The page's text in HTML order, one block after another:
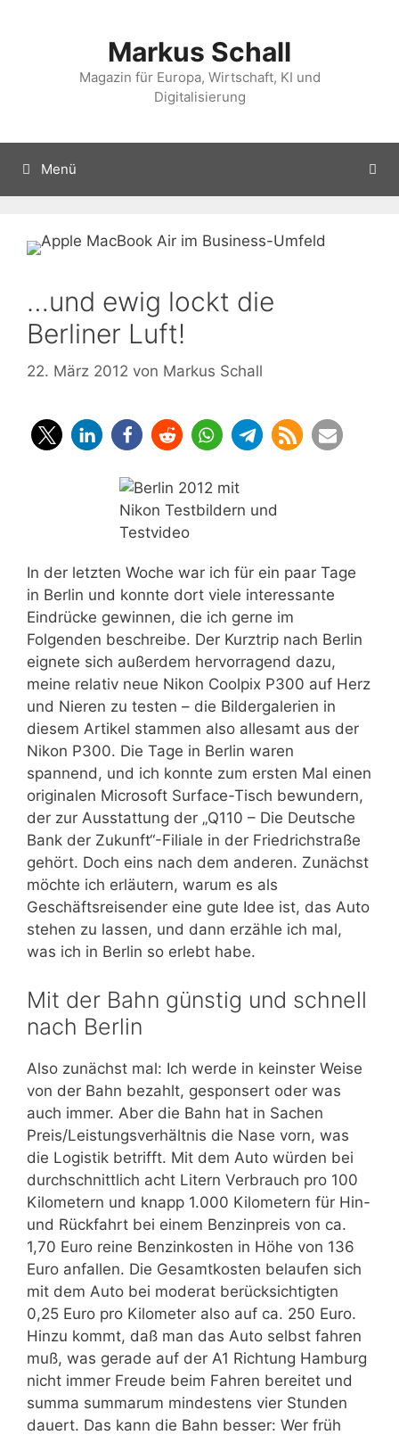
Markus Schall
Magazin für Europa, Wirtschaft, KI und
Digitalisierung
Menü
…und ewig lockt die
Berliner Luft!
22. März 2012 von Markus Schall
In der letzten Woche war ich für ein paar Tage
in Berlin und konnte dort viele interessante
Eindrücke gewinnen, die ich gerne im
Folgenden beschreibe. Der Kurztrip nach Berlin
eignete sich außerdem hervorragend dazu,
meine relativ neue Nikon Coolpix P300 auf Herz
und Nieren zu testen – die Bildergalerien in
diesem Artikel stammen also allesamt aus der
Nikon P300. Die Tage in Berlin waren
spannend, und ich konnte zum ersten Mal einen
originalen Microsoft Surface-Tisch bewundern,
der zur Ausstattung der „Q110 – Die Deutsche
Bank der Zukunft“-Filiale in der Friedrichstraße
gehört. Doch eins nach dem anderen. Zunächst
möchte ich erläutern, warum es als
Geschäftsreisender eine gute Idee ist, das Auto
stehen zu lassen, und dann erzähle ich mal,
was ich in Berlin so erlebt habe.
Mit der Bahn günstig und schnell
nach Berlin
Also zunächst mal: Ich werde in keinster Weise
von der Bahn bezahlt, gesponsert oder was
auch immer. Aber die Bahn hat in Sachen
Preis/Leistungsverhältnis die Nase vorn, was
die Logistik betrifft. Mit dem Auto würden bei
durchschnittlich acht Litern Verbrauch pro 100
Kilometern und knapp 1.000 Kilometern für Hin-
und Rückfahrt bei einem Benzinpreis von ca.
1,70 Euro reine Benzinkosten in Höhe von 136
Euro anfallen. Die Gesamtkosten belaufen sich
mit dem Auto bei moderat berücksichtigten
0,25 Euro pro Kilometer also auf ca. 250 Euro.
Hinzu kommt, daß man das Auto selbst fahren
muß, was gerade auf der A1 Richtung Hamburg
nicht immer Freude beim Fahren bereitet und
summa summarum mindestens vier Stunden
dauert. Das kann die Bahn besser: Wer früh